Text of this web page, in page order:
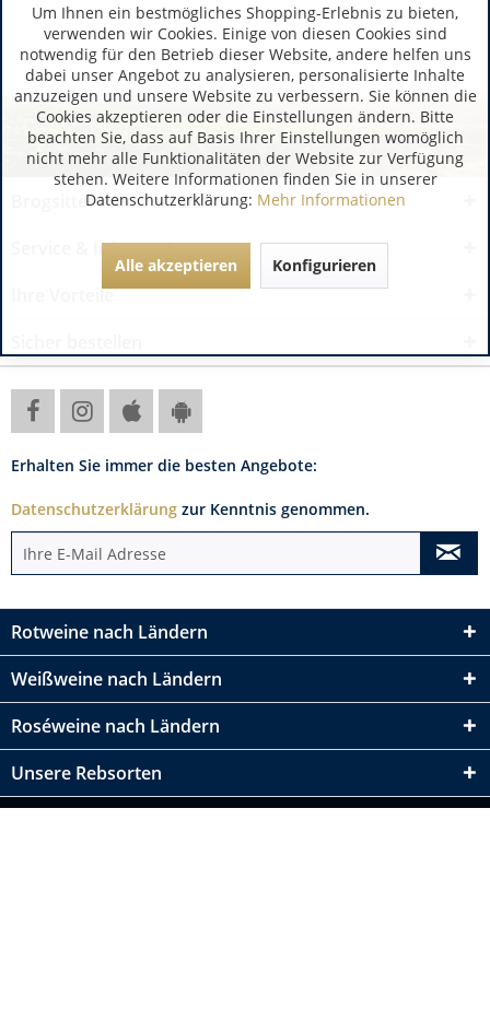
Brogsitter Weinversand
Service & Informationen
Ihre Vorteile
Erhalten Sie immer die besten Angebote:
Datenschutzerklärung zur Kenntnis genommen.
Rotweine nach Ländern
Weißweine nach Ländern
Roséweine nach Ländern
Unsere Rebsorten
Um Ihnen ein bestmögliches Shopping-Erlebnis zu bieten,
verwenden wir Cookies. Einige von diesen Cookies sind
notwendig für den Betrieb dieser Website, andere helfen uns
dabei unser Angebot zu analysieren, personalisierte Inhalte
anzuzeigen und unsere Website zu verbessern. Sie können die
Cookies akzeptieren oder die Einstellungen ändern. Bitte
beachten Sie, dass auf Basis Ihrer Einstellungen womöglich
nicht mehr alle Funktionalitäten der Website zur Verfügung
stehen. Weitere Informationen finden Sie in unserer
Datenschutzerklärung: Mehr Informationen
Alle akzeptieren Konfigurieren